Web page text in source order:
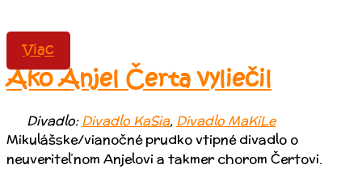
Viac
Ako Anjel Čerta vyliečil
Divadlo:Divadlo KaSia, Divadlo MaKiLe
Mikulášske/vianočné prudko vtipné divadlo o
neuveriteľnom Anjelovi a takmer chorom Čertovi.